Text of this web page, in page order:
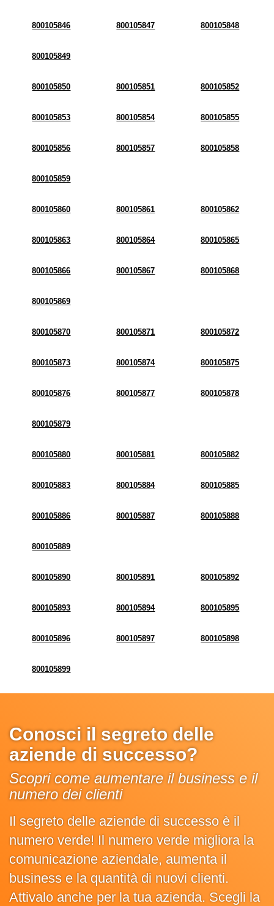
800105846 800105847 800105848
800105849
800105850 800105851 800105852
800105853 800105854 800105855
800105856 800105857 800105858
800105859
800105860 800105861 800105862
800105863 800105864 800105865
800105866 800105867 800105868
800105869
800105870 800105871 800105872
800105873 800105874 800105875
800105876 800105877 800105878
800105879
800105880 800105881 800105882
800105883 800105884 800105885
800105886 800105887 800105888
800105889
800105890 800105891 800105892
800105893 800105894 800105895
800105896 800105897 800105898
800105899
Conosci il segreto delle
aziende di successo?
Scopri come aumentare il business e il
numero dei clienti
Il segreto delle aziende di successo è il
numero verde! Il numero verde migliora la
comunicazione aziendale, aumenta il
business e la quantità di nuovi clienti.
Attivalo anche per la tua azienda. Scegli la